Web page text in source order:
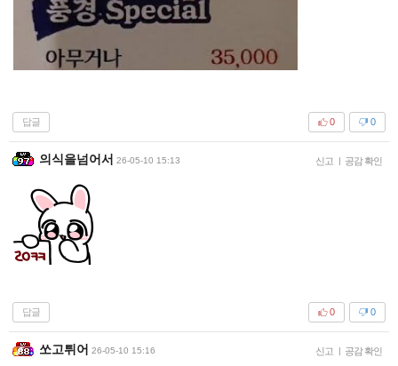
답글 0
0
의식을넘어서 26-05-10 15:13 신고 | 공감 확인
답글 0
0
쏘고튀어 26-05-10 15:16 신고 | 공감 확인